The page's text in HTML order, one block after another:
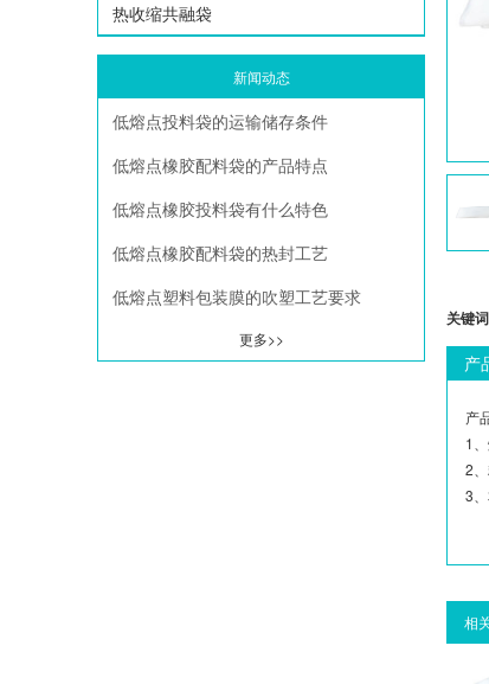
关键
产
产
1
2
3
相
热收缩共融袋
新闻动态
低熔点投料袋的运输储存条件
低熔点橡胶配料袋的产品特点
低熔点橡胶投料袋有什么特色
低熔点橡胶配料袋的热封工艺
低熔点塑料包装膜的吹塑工艺要求
更多>>